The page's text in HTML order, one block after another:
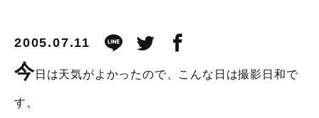
2005.07.11
今日は天気がよかったので、こんな日は撮影日和で
す。